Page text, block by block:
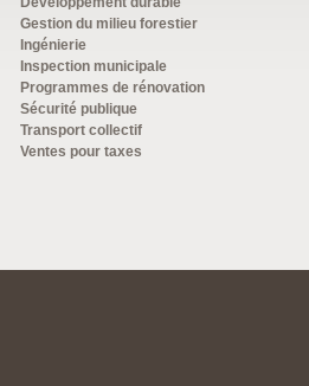
Gestion du milieu forestier
Ingénierie
Inspection municipale
Programmes de rénovation
Sécurité publique
Transport collectif
Ventes pour taxes